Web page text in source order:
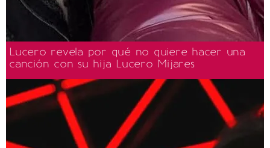
Lucero revela por qué no quiere hacer una
canción con su hija Lucero Mijares